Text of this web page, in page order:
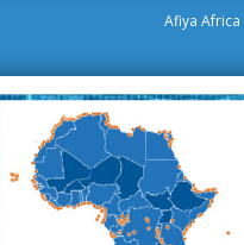
Afiya Africa